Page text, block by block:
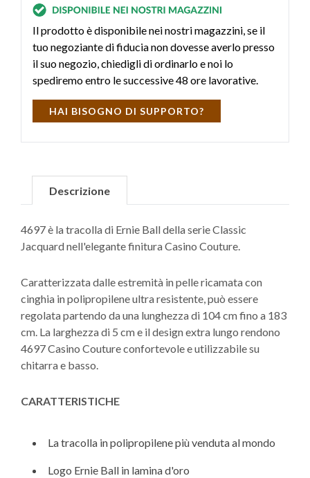
Il prodotto è disponibile nei nostri magazzini, se il
tuo negoziante di fiducia non dovesse averlo presso
il suo negozio, chiedigli di ordinarlo e noi lo
spediremo entro le successive 48 ore lavorative.
HAI BISOGNO DI SUPPORTO?
Descrizione
4697 è la tracolla di Ernie Ball della serie Classic
Jacquard nell'elegante finitura Casino Couture.
Caratterizzata dalle estremità in pelle ricamata con
cinghia in polipropilene ultra resistente, può essere
regolata partendo da una lunghezza di 104 cm fino a 183
cm. La larghezza di 5 cm e il design extra lungo rendono
4697 Casino Couture confortevole e utilizzabile su
chitarra e basso.
CARATTERISTICHE
La tracolla in polipropilene più venduta al mondo
Logo Ernie Ball in lamina d'oro